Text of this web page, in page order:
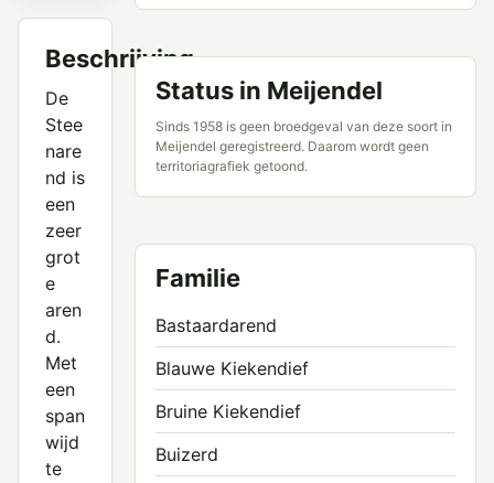
Beschrijving
De
Stee
nare
nd is
een
zeer
grot
e
aren
d.
Met
een
span
wijd
te
Status in Meijendel
Sinds 1958 is geen broedgeval van deze soort in
Meijendel geregistreerd. Daarom wordt geen
territoriagrafiek getoond.
Familie
Bastaardarend
Blauwe Kiekendief
Bruine Kiekendief
Buizerd